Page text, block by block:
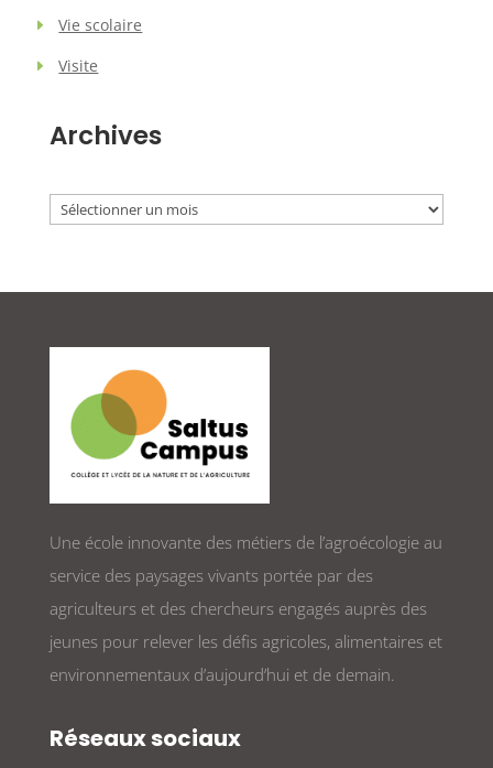
Vie scolaire
Visite
Archives
Archives
Une école innovante des métiers de l’agroécologie au
service des paysages vivants portée par des
agriculteurs et des chercheurs engagés auprès des
jeunes pour relever les défis agricoles, alimentaires et
environnementaux d’aujourd’hui et de demain.
Réseaux sociaux